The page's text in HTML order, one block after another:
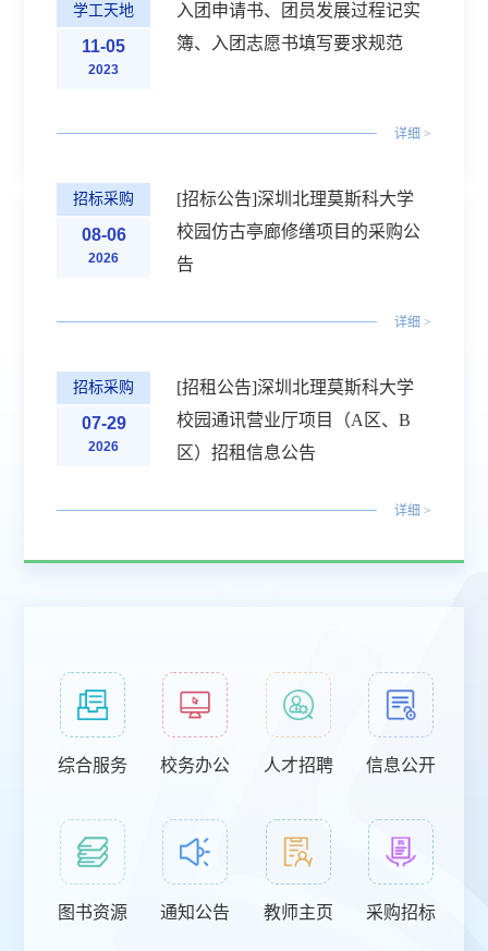
学工天地
11-05
2023
入团申请书、团员发展过程记实
簿、入团志愿书填写要求规范
详细 >
招标采购
08-06
2026
[招标公告]深圳北理莫斯科大学
校园仿古亭廊修缮项目的采购公
告
详细 >
招标采购
07-29
2026
[招租公告]深圳北理莫斯科大学
校园通讯营业厅项目（A区、B
区）招租信息公告
详细 >
综合服务 校务办公 人才招聘 信息公开
图书资源 通知公告 教师主页 采购招标